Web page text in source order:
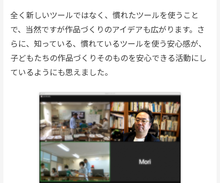
全く新しいツールではなく、慣れたツールを使うこと
で、当然ですが作品づくりのアイデアも広がります。さ
らに、知っている、慣れているツールを使う安心感が、
子どもたちの作品づくりそのものを安心できる活動にし
ているようにも思えました。